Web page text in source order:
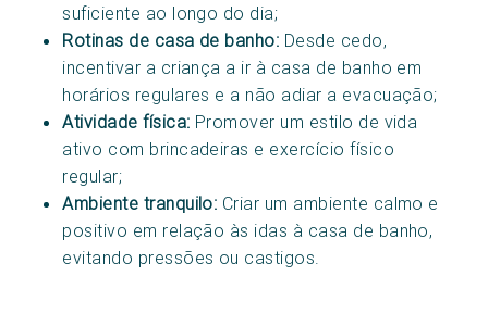
suficiente ao longo do dia;
Rotinas de casa de banho: Desde cedo,
incentivar a criança a ir à casa de banho em
horários regulares e a não adiar a evacuação;
Atividade física: Promover um estilo de vida
ativo com brincadeiras e exercício físico
regular;
Ambiente tranquilo: Criar um ambiente calmo e
positivo em relação às idas à casa de banho,
evitando pressões ou castigos.